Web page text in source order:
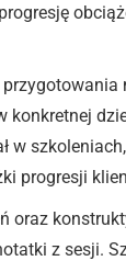
w
progresji
oraz
z sesji.